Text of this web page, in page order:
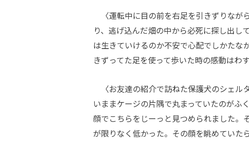
〈運転中に目の前を右足を引きずりなが
り、逃げ込んだ畑の中から必死に探し出
は生きていけるのか不安で心配でしかたな
きずってた足を使って歩いた時の感動はわ
〈お友達の紹介で訪ねた保護犬のシェル
いままケージの片隅で丸まっていたのがふ
顔でこちらをじーっと見つめられました。
が限りなく低かった。その顔を眺めていた